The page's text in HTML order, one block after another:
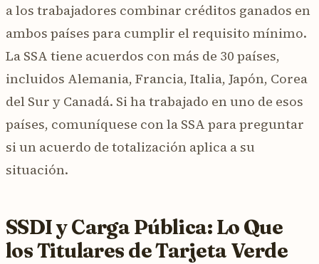
a los trabajadores combinar créditos ganados en
ambos países para cumplir el requisito mínimo.
La SSA tiene acuerdos con más de 30 países,
incluidos Alemania, Francia, Italia, Japón, Corea
del Sur y Canadá. Si ha trabajado en uno de esos
países, comuníquese con la SSA para preguntar
si un acuerdo de totalización aplica a su
situación.
SSDI y Carga Pública: Lo Que
los Titulares de Tarjeta Verde